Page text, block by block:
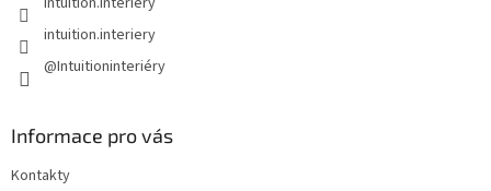
intuition.interiery
@Intuitioninteriéry
Informace pro vás
Kontakty